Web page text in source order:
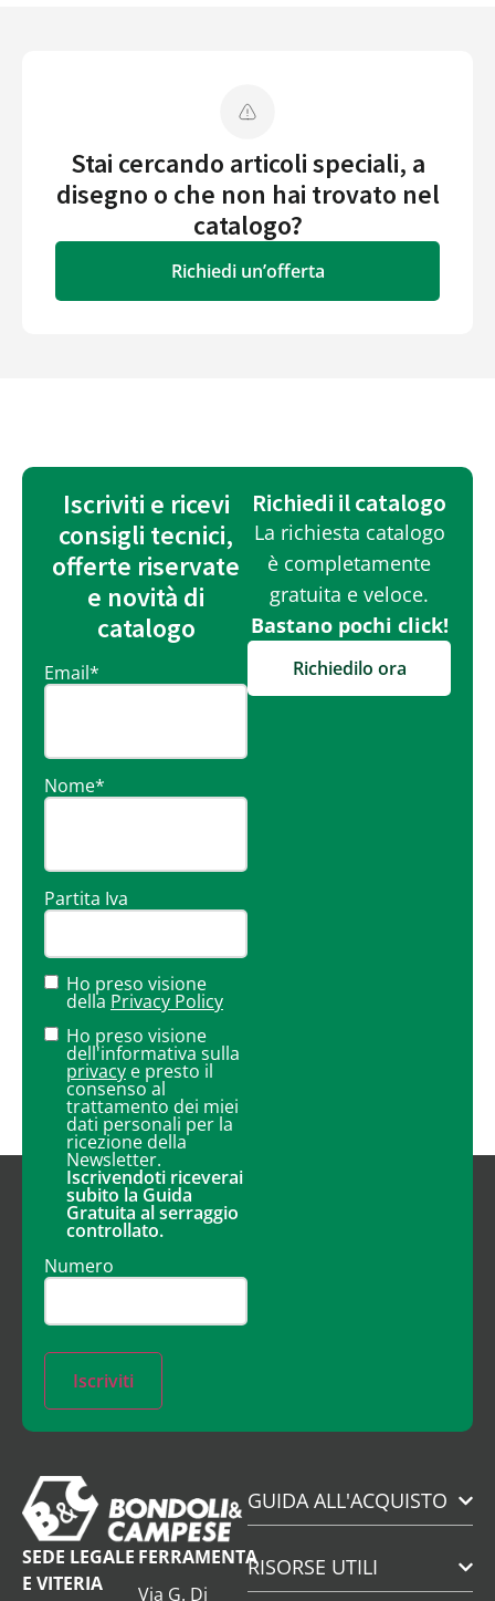
Stai cercando articoli speciali, a
disegno o che non hai trovato nel
catalogo?
Richiedi un’offerta
Iscriviti e ricevi
consigli tecnici,
offerte riservate
e novità di
catalogo
Email*
Nome*
Partita Iva
Ho preso visione
della Privacy Policy
Ho preso visione
dell'informativa sulla
privacy e presto il
consenso al
trattamento dei miei
dati personali per la
ricezione della
Newsletter.
Iscrivendoti riceverai
subito la Guida
Gratuita al serraggio
controllato.
Numero
Iscriviti
Richiedi il catalogo
La richiesta catalogo
è completamente
gratuita e veloce.
Bastano pochi click!
Richiedilo ora
SEDE LEGALE
E VITERIA
FERRAMENTA
Via G. Di
GUIDA ALL'ACQUISTO
RISORSE UTILI